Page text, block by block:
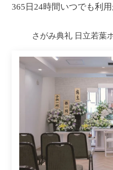
365日24時間いつでも利用
さがみ典礼 日立若葉